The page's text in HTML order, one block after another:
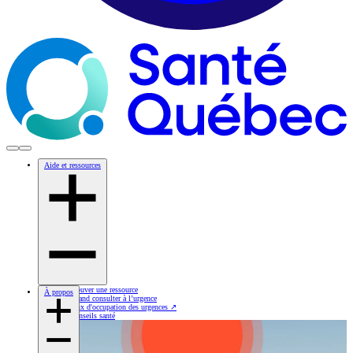
Aide et ressources
Trouver une ressource
Quand consulter à l’urgence
Taux d'occupation des urgences ↗
Conseils santé
À propos